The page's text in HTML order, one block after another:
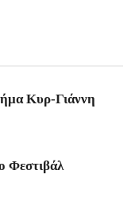
Κυρ-Γιάννη
Φεστιβάλ